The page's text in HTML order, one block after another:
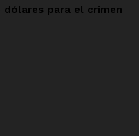
dólares para el crimen